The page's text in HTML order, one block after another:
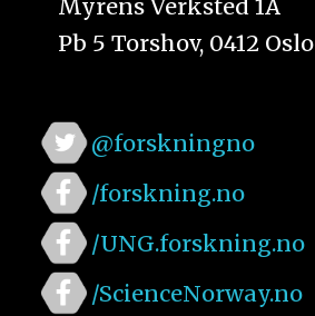
Myrens Verksted 1A
Pb 5 Torshov, 0412 Oslo
@forskningno
/forskning.no
/UNG.forskning.no
/ScienceNorway.no